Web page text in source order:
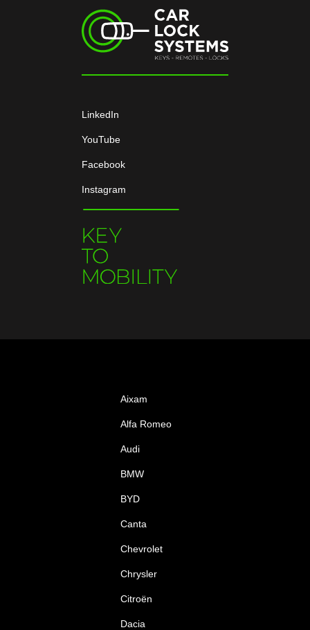
LinkedIn
YouTube
Facebook
Instagram
Aixam
Alfa Romeo
Audi
BMW
BYD
Canta
Chevrolet
Chrysler
Citroën
Dacia